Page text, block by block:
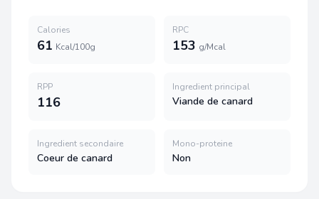
Calories
61 Kcal/100g
RPC
153 g/Mcal
RPP
116
Ingredient principal
Viande de canard
Ingredient secondaire
Coeur de canard
Mono-proteine
Non